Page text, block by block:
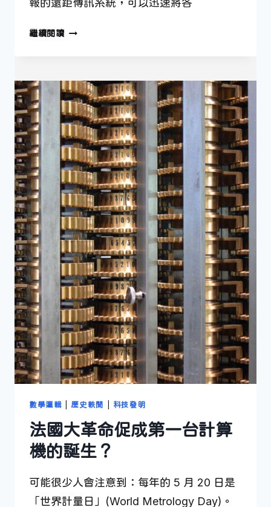
報的遠距傳訊系統，可以迅速將各
繼續閱讀夏
史
上
第
一
個
遠
距
傳
訊
系
統
數學邏輯 |歷史軼聞 科技發明
法國大革命促成第一台計算
機的誕生？
可能很少人會注意到：每年的 5 月 20 日是
「世界計量日」(World Metrology Day)。